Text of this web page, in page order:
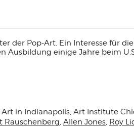
der Pop-Art. Ein Interesse für
Ausbildung einige Jahre beim
in Indianapolis, Art Institute
Rauschenberg, Allen Jones, Roy